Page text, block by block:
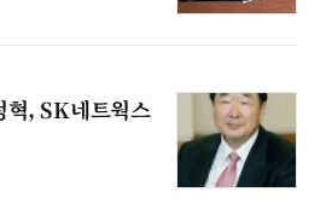
, SK네트웍스